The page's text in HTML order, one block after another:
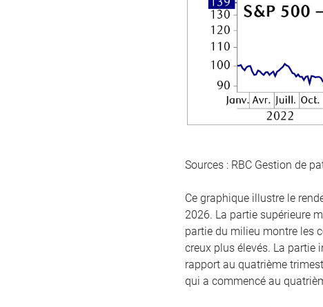
Sources : RBC Gestion de
Ce graphique illustre le
2026. La partie supérieure
partie du milieu montre les
creux plus élevés. La partie
rapport au quatrième
qui a commencé au